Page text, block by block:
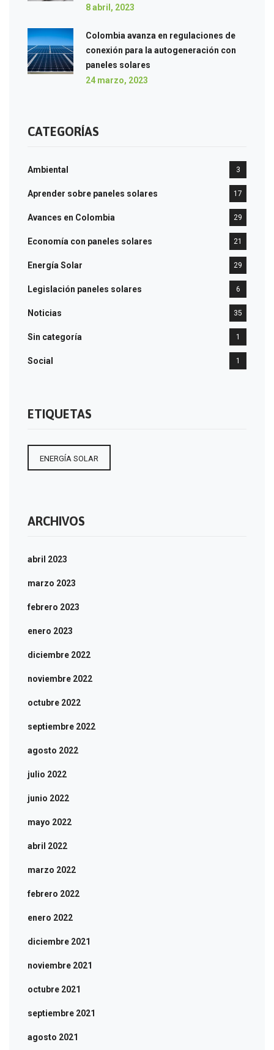
8 abril, 2023
Colombia avanza en regulaciones de
conexión para la autogeneración con
paneles solares
24 marzo, 2023
CATEGORÍAS
Ambiental 3
Aprender sobre paneles solares 17
Avances en Colombia 29
Economía con paneles solares 21
Energía Solar 29
Legislación paneles solares 6
Noticias 35
Sin categoría 1
Social 1
ETIQUETAS
ENERGÍA SOLAR
ARCHIVOS
abril 2023
marzo 2023
febrero 2023
enero 2023
diciembre 2022
noviembre 2022
octubre 2022
septiembre 2022
agosto 2022
julio 2022
junio 2022
mayo 2022
abril 2022
marzo 2022
febrero 2022
enero 2022
diciembre 2021
noviembre 2021
octubre 2021
septiembre 2021
agosto 2021